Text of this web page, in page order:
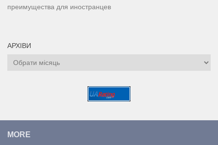
преимущества для иностранцев
АРХІВИ
Архіви
MORE